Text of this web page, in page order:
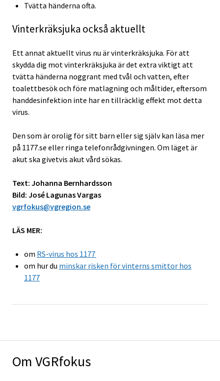
Om VGRfokus
Tvätta händerna ofta.
Vinterkräksjuka också aktuellt
Ett annat aktuellt virus nu är vinterkräksjuka. För att
skydda dig mot vinterkräksjuka är det extra viktigt att
tvätta händerna noggrant med tvål och vatten, efter
toalettbesök och före matlagning och måltider, eftersom
handdesinfektion inte har en tillräcklig effekt mot detta
virus.
Den som är orolig för sitt barn eller sig själv kan läsa mer
på 1177.se eller ringa telefonrådgivningen. Om läget är
akut ska givetvis akut vård sökas.
Text: Johanna Bernhardsson
Bild: José Lagunas Vargas
vgrfokus@vgregion.se
LÄS MER:
om RS-virus hos 1177
om hur du minskar risken för vinterns smittor hos
1177